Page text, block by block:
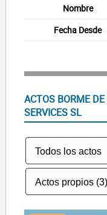
ACTOS BORME
SERVICES SL